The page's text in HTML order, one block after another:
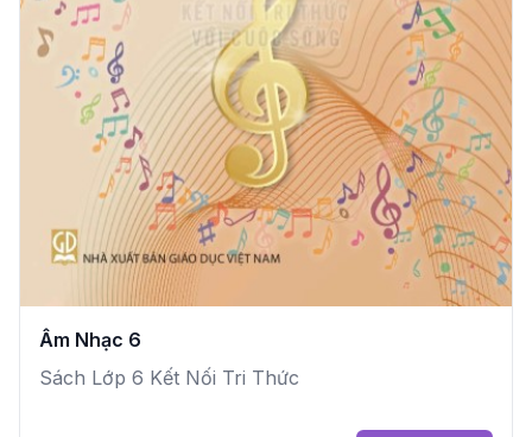
Âm Nhạc 6
Sách Lớp 6 Kết Nối Tri Thức